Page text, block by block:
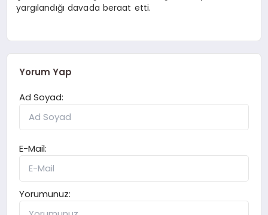
yargılandığı davada beraat etti.
Yorum Yap
Ad Soyad:
E-Mail:
Yorumunuz: